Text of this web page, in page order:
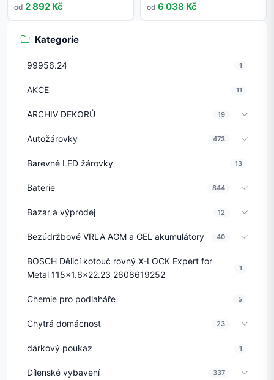
od 2 892 Kč od 6 038 Kč
Kategorie
99956.24 1
AKCE 11
ARCHIV DEKORŮ 19
Autožárovky 473
Barevné LED žárovky 13
Baterie 844
Bazar a výprodej 12
Bezúdržbové VRLA AGM a GEL akumulátory 40
BOSCH Dělicí kotouč rovný X-LOCK Expert for
Metal 115x1.6x22.23 2608619252
1
Chemie pro podlaháře 5
Chytrá domácnost 23
dárkový poukaz 1
Dílenské vybavení 337